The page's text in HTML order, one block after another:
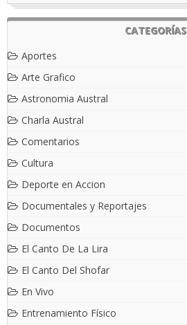
CATEGORÍAS
Aportes
Arte Grafico
Astronomia Austral
Charla Austral
Comentarios
Cultura
Deporte en Accion
Documentales y Reportajes
Documentos
El Canto De La Lira
El Canto Del Shofar
En Vivo
Entrenamiento Físico